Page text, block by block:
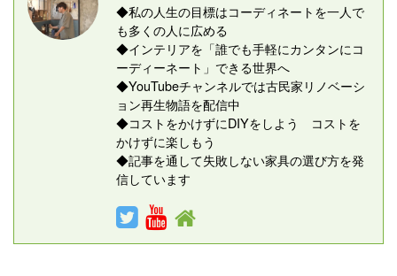
◆私の人生の目標はコーディネートを一人で
も多くの人に広める
◆インテリアを「誰でも手軽にカンタンにコ
ーディーネート」できる世界へ
◆YouTubeチャンネルでは古民家リノベーシ
ョン再生物語を配信中
◆コストをかけずにDIYをしよう コストを
かけずに楽しもう
◆記事を通して失敗しない家具の選び方を発
信しています